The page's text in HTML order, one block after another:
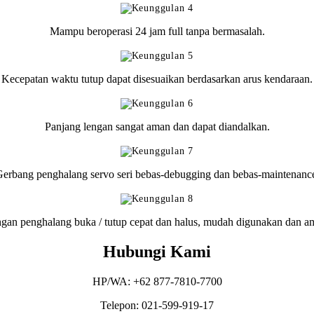
Mampu beroperasi 24 jam full tanpa bermasalah.
Kecepatan waktu tutup dapat disesuaikan berdasarkan arus kendaraan.
Panjang lengan sangat aman dan dapat diandalkan.
penghalang servo seri bebas-debugging dan bebas-
penghalang buka / tutup cepat dan halus, mudah digunakan dan
Hubungi Kami
HP/WA: +62 877-7810-7700
Telepon: 021-599-919-17